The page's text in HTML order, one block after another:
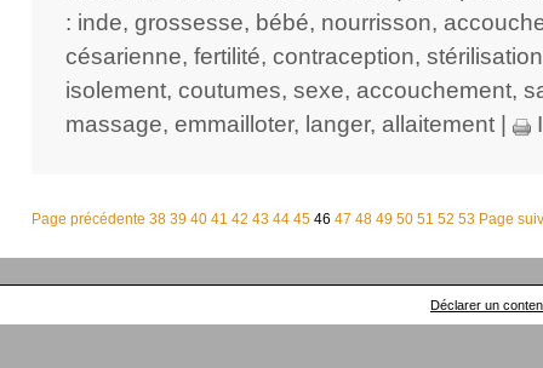
: inde, grossesse, bébé, nourrisson,
césarienne, fertilité, contraception, stérilisation
isolement, coutumes, sexe, accouchement,
massage, emmailloter, langer, allaitement
Page précédente 38 39 40 41 42 43 44 45 46 47 48 49 50 51 52 53 Page
Déclarer un